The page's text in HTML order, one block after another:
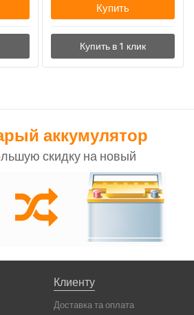
Купить
аккумулятор
скидку на новый
Клиенту
Доставка та оплата